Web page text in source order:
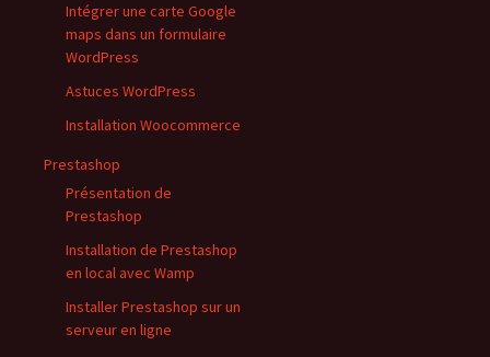
Intégrer une carte Google
maps dans un formulaire
WordPress
Astuces WordPress
Installation Woocommerce
Prestashop
Présentation de
Prestashop
Installation de Prestashop
en local avec Wamp
Installer Prestashop sur un
serveur en ligne